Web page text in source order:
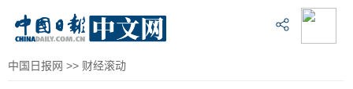
中国日报网 >> 财经滚动